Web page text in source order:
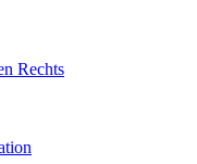
Rechts